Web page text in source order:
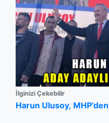
İlginizi Çekebilir
Harun Ulusoy, MHP’den